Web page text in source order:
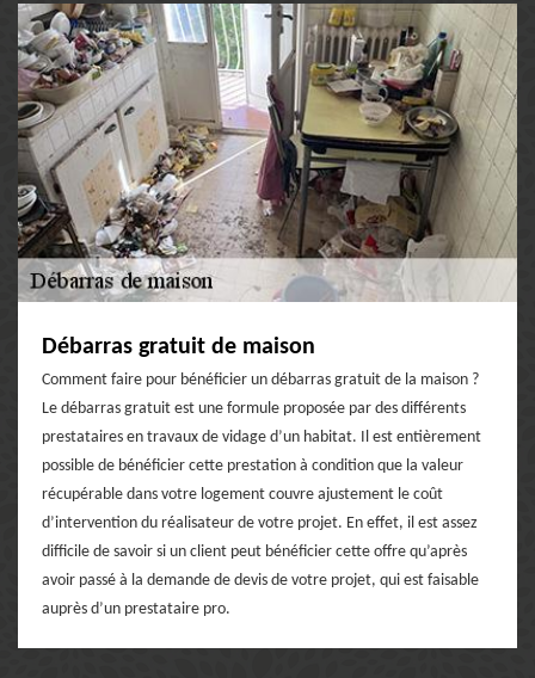
Débarras gratuit de maison
Comment faire pour bénéficier un débarras gratuit de la maison ?
Le débarras gratuit est une formule proposée par des différents
prestataires en travaux de vidage d’un habitat. Il est entièrement
possible de bénéficier cette prestation à condition que la valeur
récupérable dans votre logement couvre ajustement le coût
d’intervention du réalisateur de votre projet. En effet, il est assez
difficile de savoir si un client peut bénéficier cette offre qu’après
avoir passé à la demande de devis de votre projet, qui est faisable
auprès d’un prestataire pro.